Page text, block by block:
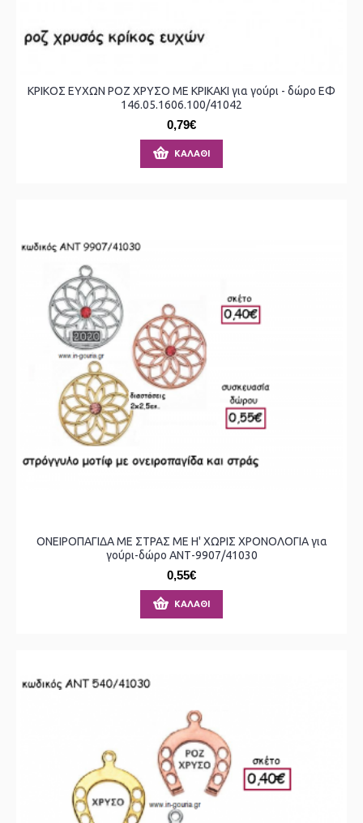
ΚΡΙΚΟΣ ΕΥΧΩΝ ΡΟΖ ΧΡΥΣΟ ΜΕ ΚΡΙΚΑΚΙ για γούρι - δώρο ΕΦ
146.05.1606.100/41042
0,79€
ΚΑΛΆΘΙ
ΟΝΕΙΡΟΠΑΓΙΔΑ ΜΕ ΣΤΡΑΣ ΜΕ Η' ΧΩΡΙΣ ΧΡΟΝΟΛΟΓΙΑ για
γούρι-δώρο ΑΝΤ-9907/41030
0,55€
ΚΑΛΆΘΙ